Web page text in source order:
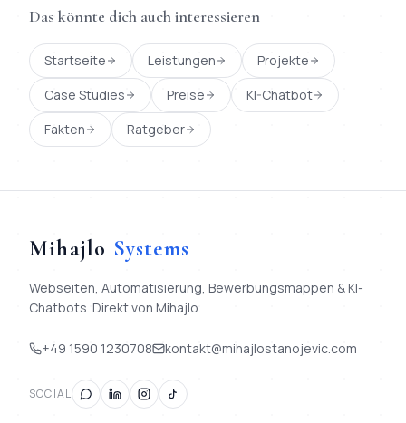
Das könnte dich auch interessieren
Startseite Leistungen
Projekte
Case Studies
Preise
KI-Chatbot
Fakten
Ratgeber
Mihajlo Systems
Webseiten, Automatisierung, Bewerbungsmappen & KI-
Chatbots. Direkt von Mihajlo.
+49 1590 1230708 kontakt@mihajlostanojevic.com
SOCIAL